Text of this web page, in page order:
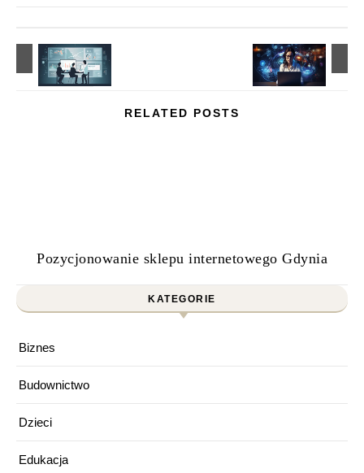
RELATED POSTS
Pozycjonowanie sklepu internetowego Gdynia
KATEGORIE
Biznes
Budownictwo
Dzieci
Edukacja